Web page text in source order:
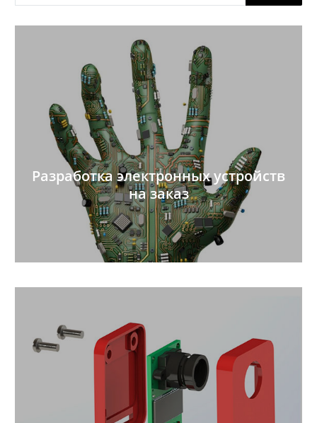
Разработка электронных устройств
на заказ